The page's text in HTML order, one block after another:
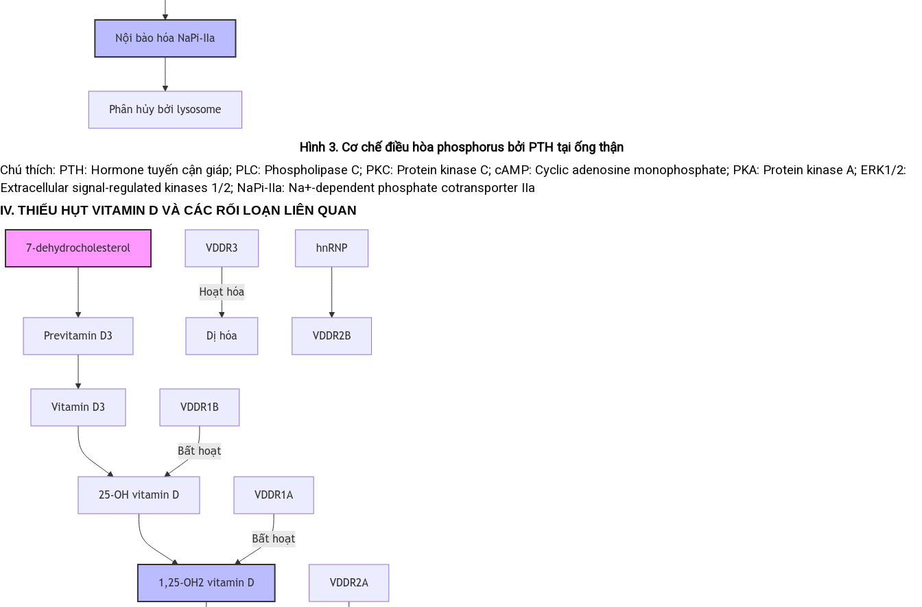
Hình 3. Cơ chế điều hòa phosphorus bởi PTH tại ống thận
Chú thích: PTH: Hormone tuyến cận giáp; PLC: Phospholipase C; PKC: Protein kinase C; cAMP: Cyclic adenosine monophosphate; PKA: Protein kinase A; ERK1/2:
Extracellular signal-regulated kinases 1/2; NaPi-IIa: Na+-dependent phosphate cotransporter IIa
IV. THIẾU HỤT VITAMIN D VÀ CÁC RỐI LOẠN LIÊN QUAN